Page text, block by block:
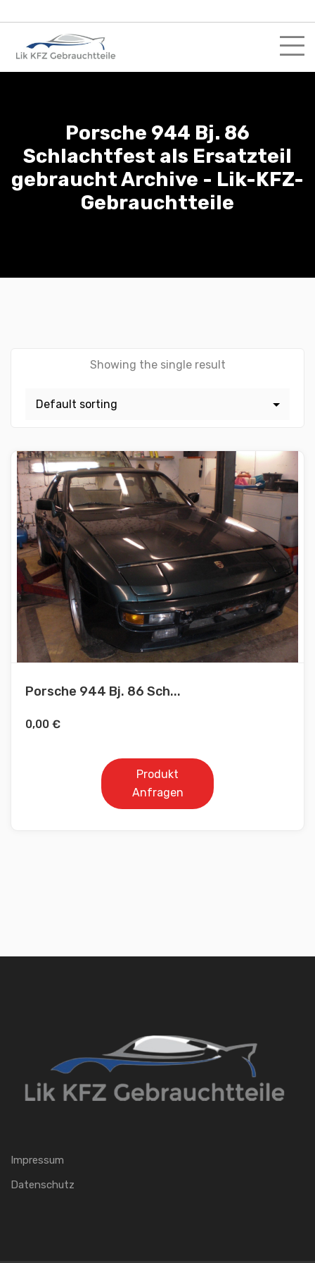
to
content
Porsche 944 Bj. 86
Schlachtfest als Ersatzteil
gebraucht Archive - Lik-KFZ-
Gebrauchtteile
Showing the single result
Porsche 944 Bj. 86 Sch...
0,00 €
Produkt
Anfragen
Impressum
Datenschutz